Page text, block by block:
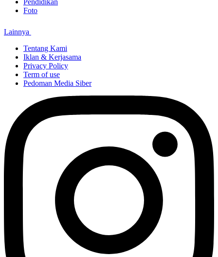
Pendidikan
Foto
Lainnya
Tentang Kami
Iklan & Kerjasama
Privacy Policy
Term of use
Pedoman Media Siber